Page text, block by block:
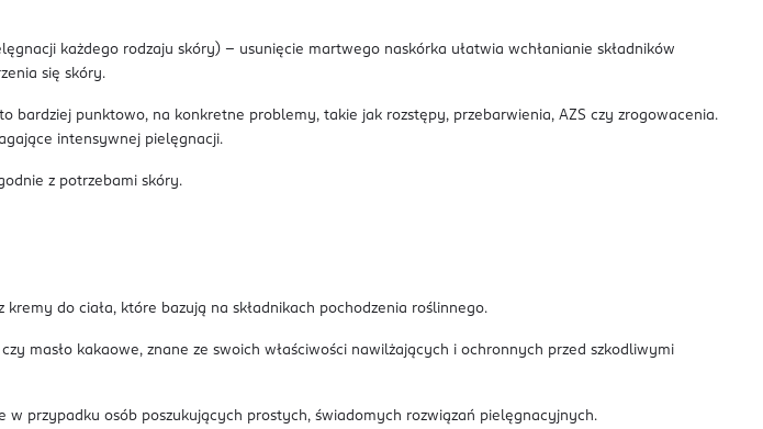
każdego rodzaju skóry) – usunięcie martwego naskórka ułatwia wchłanianie składników
się skóry.
bardziej punktowo, na konkretne problemy, takie jak rozstępy, przebarwienia, AZS czy zrogowacenia.
intensywnej pielęgnacji.
z potrzebami skóry.
do ciała, które bazują na składnikach pochodzenia roślinnego.
masło kakaowe, znane ze swoich właściwości nawilżających i ochronnych przed szkodliwymi
w przypadku osób poszukujących prostych, świadomych rozwiązań pielęgnacyjnych.